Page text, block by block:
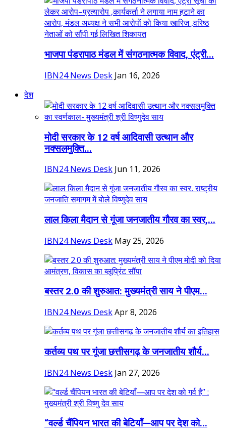
भाजपा पंडरापाठ मंडल में संगठनात्मक विवाद, एंट्री...
IBN24 News Desk Jan 16, 2026
देश
मोदी सरकार के 12 वर्ष आदिवासी उत्थान और
नक्सलमुक्ति...
IBN24 News Desk Jun 11, 2026
लाल किला मैदान से गूंजा जनजातीय गौरव का स्वर,...
IBN24 News Desk May 25, 2026
बस्तर 2.0 की शुरुआत: मुख्यमंत्री साय ने पीएम...
IBN24 News DeskApr 8, 2026
कर्तव्य पथ पर गूंजा छत्तीसगढ़ के जनजातीय शौर्य...
IBN24 News Desk Jan 27, 2026
“वर्ल्ड चैंपियन भारत की बेटियाँ—आप पर देश को...